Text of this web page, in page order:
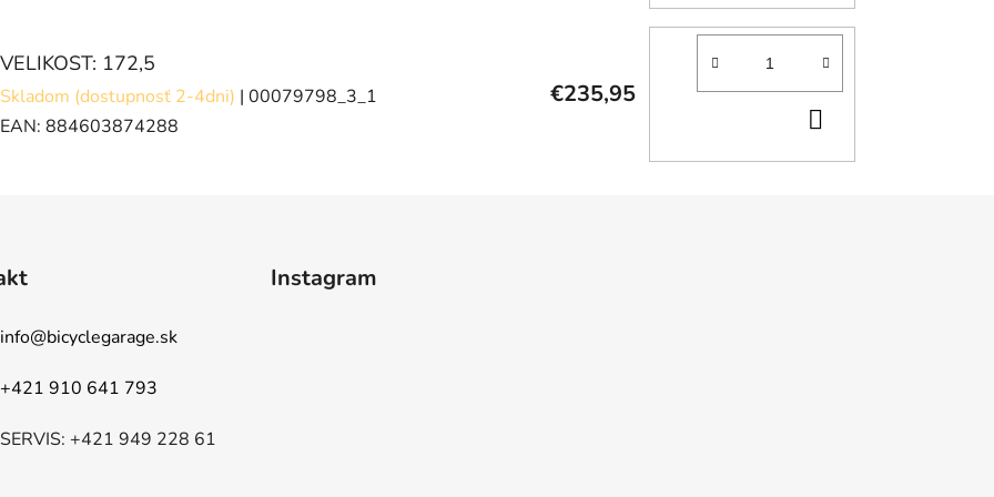
VELIKOST: 172,5
Skladom (dostupnosť 2-4dni) | 00079798_3_1
EAN: 884603874288
€235,95
KOŠÍKA
info@bicyclegarage.sk
+421 910 641 793
SERVIS: +421 949 228 61
Instagram